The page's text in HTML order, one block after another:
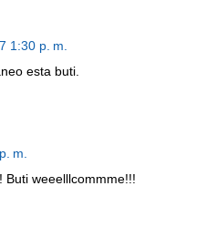
1:30 p. m.
esta buti.
m.
Buti weeelllcommme!!!